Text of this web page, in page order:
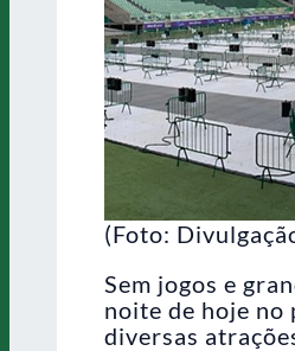
(Foto:
Sem jogos e
noite de hoje no
diversas